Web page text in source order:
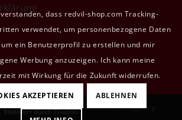
Realisiert durchTradino.
dass redvil-shop.com Tracking-
verwendet, um personenbezogene Daten
ein Benutzerprofil zu erstellen und mir
Werbung anzuzeigen. Ich kann meine
mit Wirkung für die Zukunft widerrufen.
AKZEPTIEREN ABLEHNEN